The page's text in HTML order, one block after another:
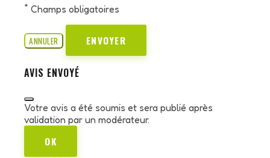
* Champs obligatoires
ANNULER ENVOYER
AVIS ENVOYÉ
Votre avis a été soumis et sera publié après
validation par un modérateur.
OK